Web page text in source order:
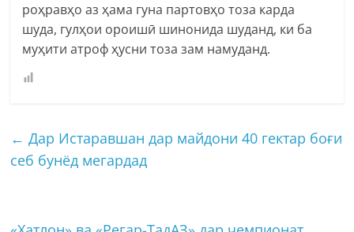
роҳравҳо аз ҳама гуна партовҳо тоза карда
шуда, гулҳои ороишӣ шинонида шуданд, ки ба
муҳити атроф ҳусни тоза зам намуданд.
← Дар Истаравшан дар майдони 40 гектар боғи
себ бунёд мегардад